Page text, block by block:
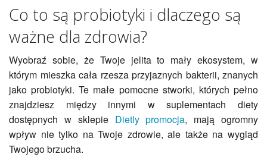
Co to są probiotyki i dlaczego są
ważne dla zdrowia?
Wyobraź sobie, że Twoje jelita to mały ekosystem, w
którym mieszka cała rzesza przyjaznych bakterii, znanych
jako probiotyki. Te małe pomocne stworki, których pełno
znajdziesz między innymi w suplementach diety
dostępnych w sklepie Dietly promocja, mają ogromny
wpływ nie tylko na Twoje zdrowie, ale także na wygląd
Twojego brzucha.